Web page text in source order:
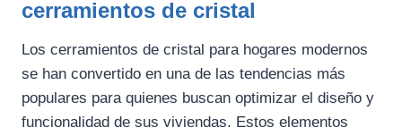
cerramientos de cristal
Los cerramientos de cristal para hogares modernos
se han convertido en una de las tendencias más
populares para quienes buscan optimizar el diseño y
funcionalidad de sus viviendas. Estos elementos